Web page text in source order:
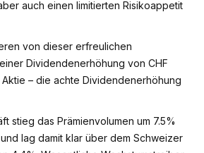
auch einen limitierten Risikoappetit
von dieser erfreulichen
Dividendenerhöhung von CHF
Aktie – die achte Dividendenerhöhung
stieg das Prämienvolumen um 7.5%
und lag damit klar über dem Schweizer